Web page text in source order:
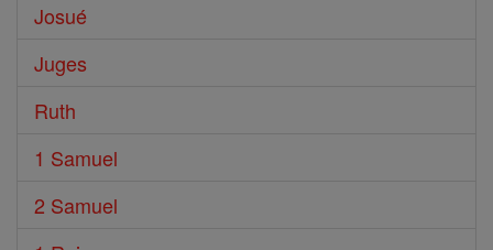
Josué
Juges
Ruth
1 Samuel
2 Samuel